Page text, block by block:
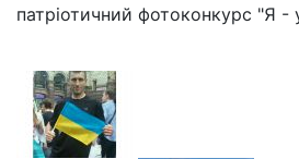
патріотичний фотоконкурс "Я -